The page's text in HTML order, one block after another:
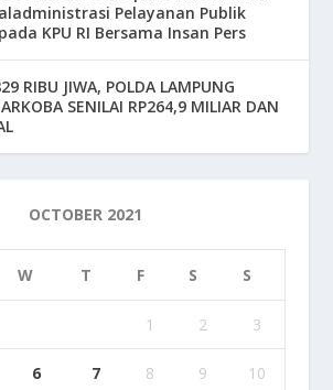
Pelayanan Publik
KPU RI Bersama Insan Pers
RIBU JIWA, POLDA LAMPUNG
SENILAI RP264,9 MILIAR DAN
OCTOBER 2021
W T F S S
1 2 3
6 7 8 9 10